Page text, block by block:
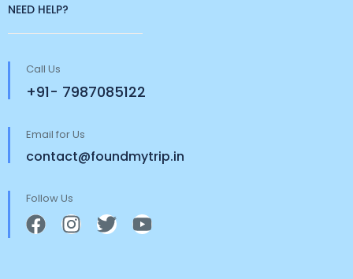
NEED HELP?
Call Us
+91- 7987085122
Email for Us
contact@foundmytrip.in
Follow Us